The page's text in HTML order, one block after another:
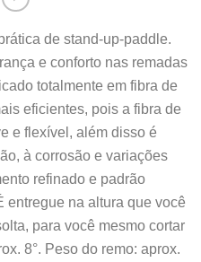
de stand-up-paddle.
e conforto nas remadas
totalmente em fibra de
eficientes, pois a fibra de
e flexível, além disso é
à corrosão e variações
refinado e padrão
entregue na altura que você
para você mesmo cortar
8°. Peso do remo: aprox.